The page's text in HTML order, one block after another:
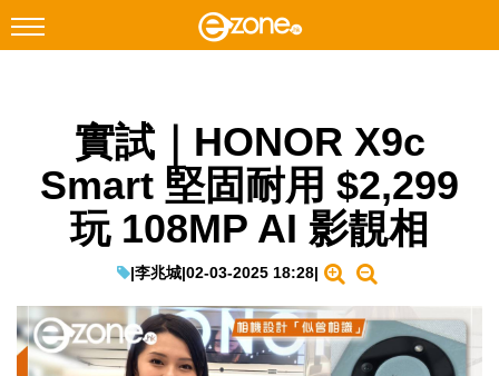
Facebook Instagram
科技焦點
網絡生活
教學評測
EduTech
實試｜HONOR X9c
Smart 堅固耐用 $2,299
玩 108MP AI 影靚相
|李兆城|02-03-2025 18:28|